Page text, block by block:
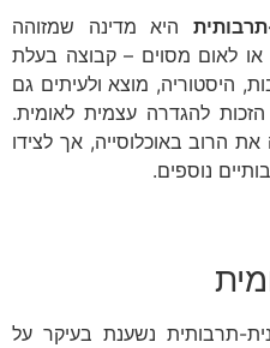
היא מדינה שמזוהה
מסוים – קבוצה בעלת
מוצא ולעיתים גם
להגדרה עצמית לאומית.
באוכלוסייה, אך לצידו
נוספים.
נשענת בעיקר על